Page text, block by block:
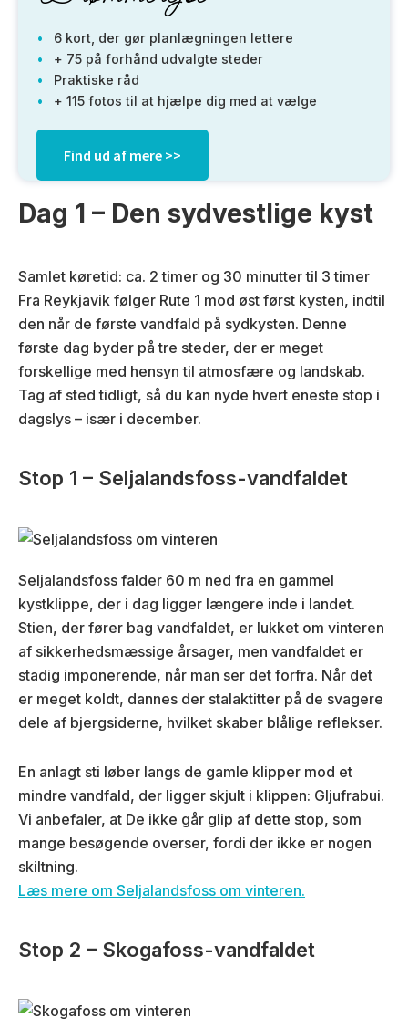
6 kort, der gør planlægningen lettere
+ 75 på forhånd udvalgte steder
Praktiske råd
+ 115 fotos til at hjælpe dig med at vælge
Find ud af mere >>
Dag 1 – Den sydvestlige kyst
Samlet køretid: ca. 2 timer og 30 minutter til 3 timer
Fra Reykjavik følger Rute 1 mod øst først kysten, indtil
den når de første vandfald på sydkysten. Denne
første dag byder på tre steder, der er meget
forskellige med hensyn til atmosfære og landskab.
Tag af sted tidligt, så du kan nyde hvert eneste stop i
dagslys – især i december.
Stop 1 – Seljalandsfoss-vandfaldet
Seljalandsfoss falder 60 m ned fra en gammel
kystklippe, der i dag ligger længere inde i landet.
Stien, der fører bag vandfaldet, er lukket om vinteren
af sikkerhedsmæssige årsager, men vandfaldet er
stadig imponerende, når man ser det forfra. Når det
er meget koldt, dannes der stalaktitter på de svagere
dele af bjergsiderne, hvilket skaber blålige reflekser.
En anlagt sti løber langs de gamle klipper mod et
mindre vandfald, der ligger skjult i klippen: Gljufrabui.
Vi anbefaler, at De ikke går glip af dette stop, som
mange besøgende overser, fordi der ikke er nogen
skiltning.
Læs mere om Seljalandsfoss om vinteren.
Stop 2 – Skogafoss-vandfaldet